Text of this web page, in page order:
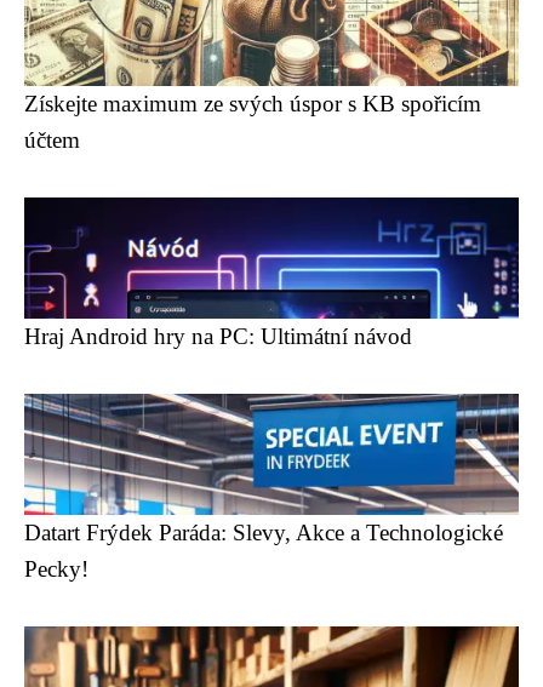
Získejte maximum ze svých úspor s KB spořicím
účtem
Hraj Android hry na PC: Ultimátní návod
Datart Frýdek Paráda: Slevy, Akce a Technologické
Pecky!